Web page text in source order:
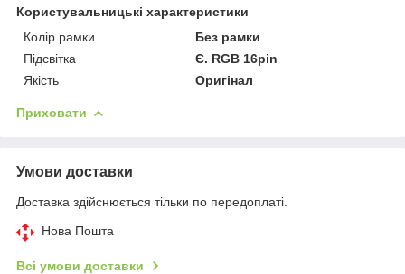
Користувальницькі характеристики
Колір рамки
Без рамки
Підсвітка
Є. RGB 16pin
Якість
Оригінал
Приховати
Умови доставки
Доставка здійснюється тільки по передоплаті.
Нова Пошта
Всі умови доставки